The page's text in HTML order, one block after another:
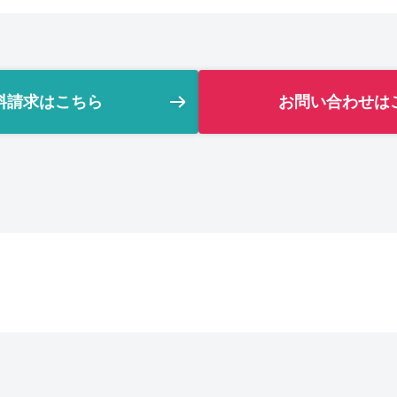
請求はこちら お問い合わせは